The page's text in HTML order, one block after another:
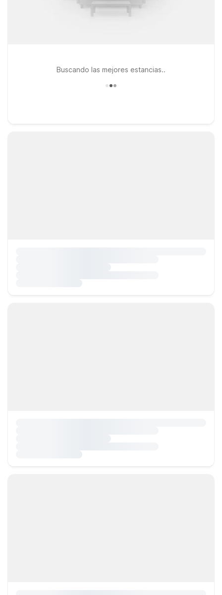
Buscando las mejores estancias..